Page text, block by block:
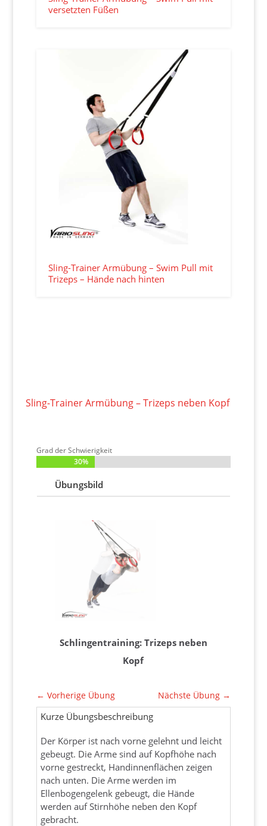
versetzten Füßen
Sling-Trainer Armübung – Swim Pull mit
Trizeps – Hände nach hinten
Sling-Trainer Armübung – Trizeps neben Kopf
Grad der Schwierigkeit
30%
30%
Übungsbild
Schlingentraining: Trizeps neben
Kopf
← Vorherige Übung Nächste Übung →
Kurze Übungsbeschreibung
Der Körper ist nach vorne gelehnt und leicht
gebeugt. Die Arme sind auf Kopfhöhe nach
vorne gestreckt, Handinnenflächen zeigen
nach unten. Die Arme werden im
Ellenbogengelenk gebeugt, die Hände
werden auf Stirnhöhe neben den Kopf
gebracht.